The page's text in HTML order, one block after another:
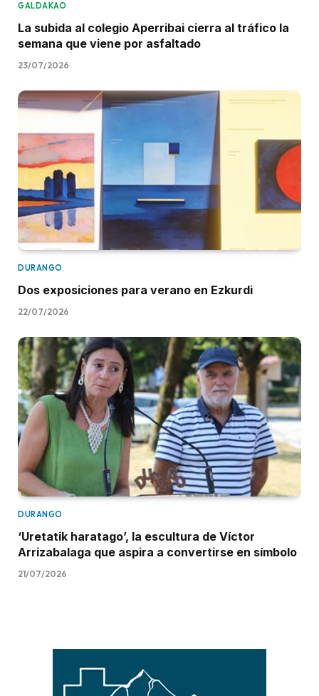
GALDAKAO
La subida al colegio Aperribai cierra al tráfico la
semana que viene por asfaltado
23/07/2026
DURANGO
Dos exposiciones para verano en Ezkurdi
22/07/2026
DURANGO
‘Uretatik haratago’, la escultura de Víctor
Arrizabalaga que aspira a convertirse en símbolo
21/07/2026